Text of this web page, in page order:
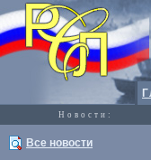
Новости:
Все новости